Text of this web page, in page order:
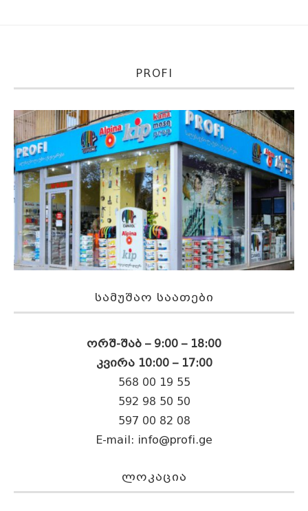
PROFI
ᲡᲐᲛᲣᲨᲐᲝ ᲡᲐᲐᲗᲔᲑᲘ
ორშ-შაბ – 9:00 – 18:00
კვირა 10:00 – 17:00
568 00 19 55
592 98 50 50
597 00 82 08
E-mail: info@profi.ge
ᲚᲝᲙᲐᲪᲘᲐ